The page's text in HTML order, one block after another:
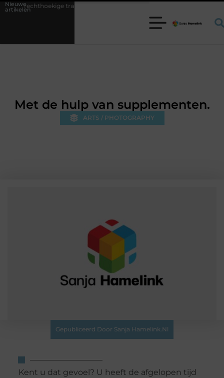
Nieuwe
artikelen
trampoline kiezen voor jouw tuin
Met de hulp van supplementen.
ARTS / PHOTOGRAPHY
Gepubliceerd Door Sanja Hamelink.nl
Kent u dat gevoel? U heeft de afgelopen tijd